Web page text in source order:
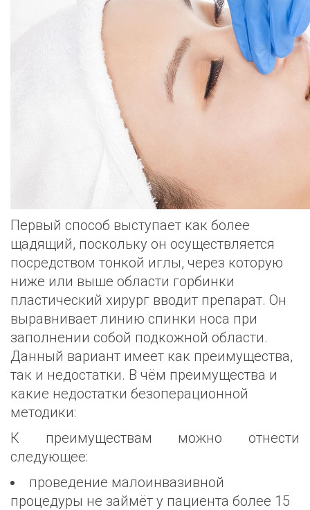
Первый способ выступает как более
щадящий, поскольку он осуществляется
посредством тонкой иглы, через которую
ниже или выше области горбинки
пластический хирург вводит препарат. Он
выравнивает линию спинки носа при
заполнении собой подкожной области.
Данный вариант имеет как преимущества,
так и недостатки. В чём преимущества и
какие недостатки безоперационной
методики:
К преимуществам можно отнести
следующее:
проведение малоинвазивной
процедуры не займёт у пациента более 15